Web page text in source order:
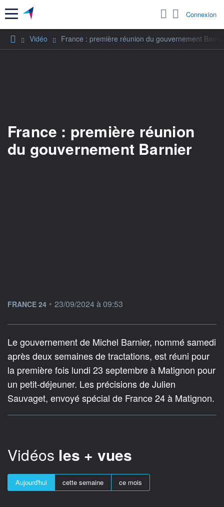
Menu Connexion
Vidéo France : première réunion du gouvernement
France : première réunion
du gouvernement Barnier
information fournie par
FRANCE 24 • 23/09/2024 à 09:53
Le gouvernement de Michel Barnier, nommé samedi
après deux semaines de tractations, est réuni pour
la première fois lundi 23 septembre à Matignon pour
un petit-déjeuner. Les précisions de Julien
Sauvaget, envoyé spécial de France 24 à Matignon.
Vidéos les + vues
Aujourd'hui cette semaine ce mois